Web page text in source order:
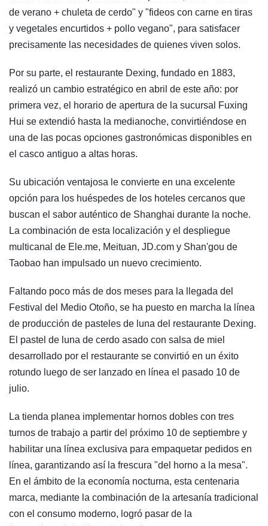
de verano + chuleta de cerdo" y "fideos con carne en tiras
y vegetales encurtidos + pollo vegano", para satisfacer
precisamente las necesidades de quienes viven solos.
Por su parte, el restaurante Dexing, fundado en 1883,
realizó un cambio estratégico en abril de este año: por
primera vez, el horario de apertura de la sucursal Fuxing
Hui se extendió hasta la medianoche, convirtiéndose en
una de las pocas opciones gastronómicas disponibles en
el casco antiguo a altas horas.
Su ubicación ventajosa le convierte en una excelente
opción para los huéspedes de los hoteles cercanos que
buscan el sabor auténtico de Shanghai durante la noche.
La combinación de esta localización y el despliegue
multicanal de Ele.me, Meituan, JD.com y Shan'gou de
Taobao han impulsado un nuevo crecimiento.
Faltando poco más de dos meses para la llegada del
Festival del Medio Otoño, se ha puesto en marcha la línea
de producción de pasteles de luna del restaurante Dexing.
El pastel de luna de cerdo asado con salsa de miel
desarrollado por el restaurante se convirtió en un éxito
rotundo luego de ser lanzado en línea el pasado 10 de
julio.
La tienda planea implementar hornos dobles con tres
turnos de trabajo a partir del próximo 10 de septiembre y
habilitar una línea exclusiva para empaquetar pedidos en
línea, garantizando así la frescura "del horno a la mesa".
En el ámbito de la economía nocturna, esta centenaria
marca, mediante la combinación de la artesanía tradicional
con el consumo moderno, logró pasar de la